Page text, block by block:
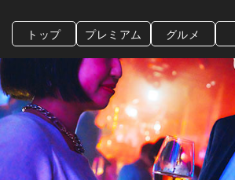
トップ プレミアム グルメ